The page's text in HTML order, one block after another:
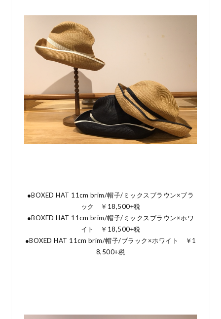
●BOXED HAT 11cm brim/帽子/ミックスブラウン×ブラ
ック ￥18,500+税
●BOXED HAT 11cm brim/帽子/ミックスブラウン×ホワ
イト ￥18,500+税
●BOXED HAT 11cm brim/帽子/ブラック×ホワイト ￥1
8,500+税